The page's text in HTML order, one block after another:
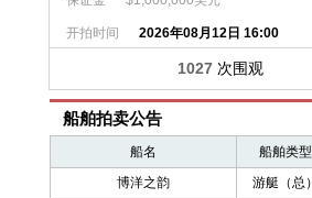
求购或者是求租5000吨-6000吨近海散货船，船龄2013年-2018年，单主机.
寻船:20，000吨散货船，福州装～越南卸。
高薪聘持四小证船员
ETO电子电气员培训
理论+评估培训+补考报名
大专起点三副到校九个月培训
开拍时间 2026年08月12日 16:00
1027 次围观
船舶拍卖公告
船名 船舶类型
博洋之韵
游艇（总）